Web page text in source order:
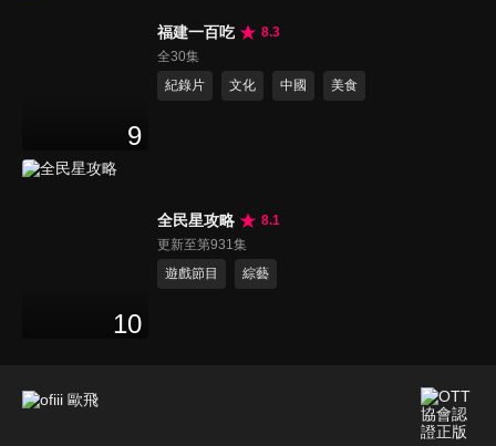
9
福建一百吃
8.3
全30集
紀錄片
文化 中國 美食
10
全民星攻略
8.1
更新至第931集
遊戲節目
綜藝